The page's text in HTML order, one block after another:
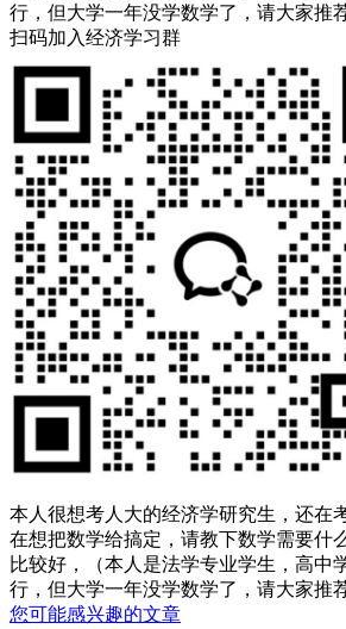
行，但大学一年没学数学了，请大家推
扫码加入经济学习群
本人很想考人大的经济学研究生，还在
在想把数学给搞定，请教下数学需要什
比较好，（本人是法学专业学生，高中
行，但大学一年没学数学了，请大家推
您可能感兴趣的文章